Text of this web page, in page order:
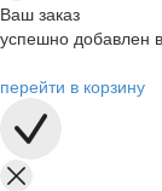
Ваш заказ
успешно добавлен
перейти в корзину